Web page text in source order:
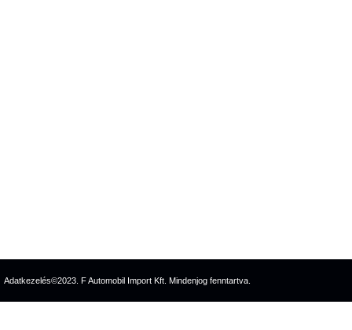
Adatkezelés©2023. F Automobil Import Kft. Mindenjog fenntartva.